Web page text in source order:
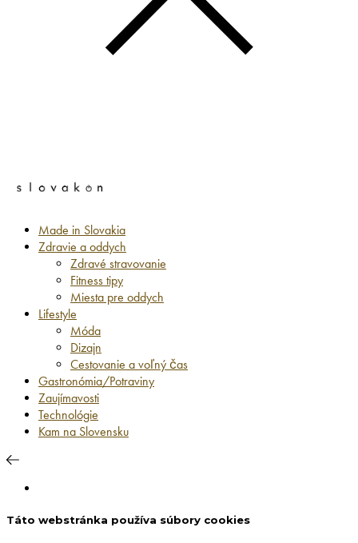
Made in Slovakia
Zdravie a oddych
Zdravé stravovanie
Fitness tipy
Miesta pre oddych
Lifestyle
Móda
Dizajn
Cestovanie a voľný čas
Gastronómia/Potraviny
Zaujímavosti
Technológie
Kam na Slovensku
Táto webstránka používa súbory cookies